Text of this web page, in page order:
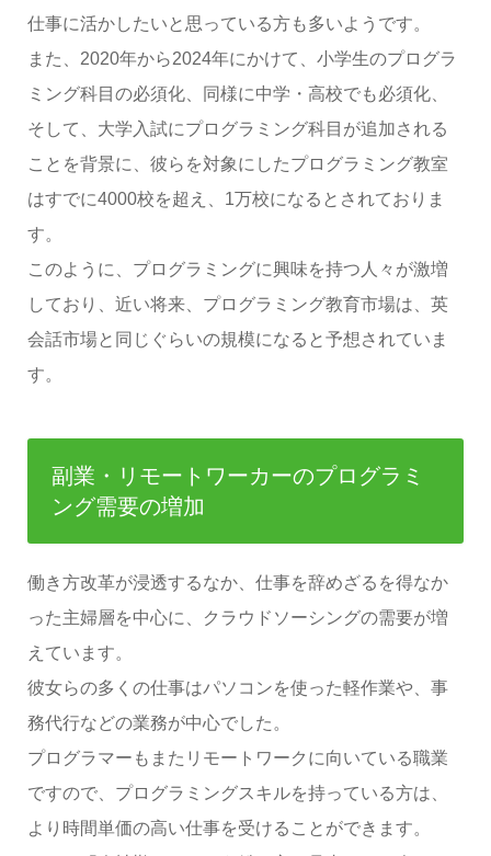
仕事に活かしたいと思っている方も多いようです。
また、2020年から2024年にかけて、小学生のプログラ
ミング科目の必須化、同様に中学・高校でも必須化、
そして、大学入試にプログラミング科目が追加される
ことを背景に、彼らを対象にしたプログラミング教室
はすでに4000校を超え、1万校になるとされておりま
す。
このように、プログラミングに興味を持つ人々が激増
しており、近い将来、プログラミング教育市場は、英
会話市場と同じぐらいの規模になると予想されていま
す。
副業・リモートワーカーのプログラミ
ング需要の増加
働き方改革が浸透するなか、仕事を辞めざるを得なか
った主婦層を中心に、クラウドソーシングの需要が増
えています。
彼女らの多くの仕事はパソコンを使った軽作業や、事
務代行などの業務が中心でした。
プログラマーもまたリモートワークに向いている職業
ですので、プログラミングスキルを持っている方は、
より時間単価の高い仕事を受けることができます。